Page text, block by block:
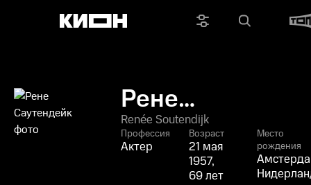
Рене
Саутендейк
Renée Soutendijk
Профессия
Актер
Возраст
21 мая
1957,
69 лет
Место
рождения